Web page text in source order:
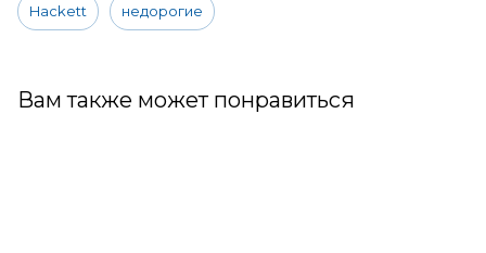
Hackett недорогие
Вам также может понравиться